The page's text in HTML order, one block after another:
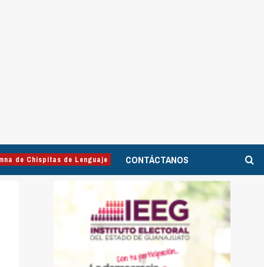
de Chispitas de Lenguaje CONTÁCTANOS